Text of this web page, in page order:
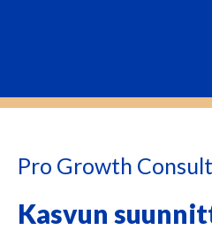
Pro Growth
Kasvun